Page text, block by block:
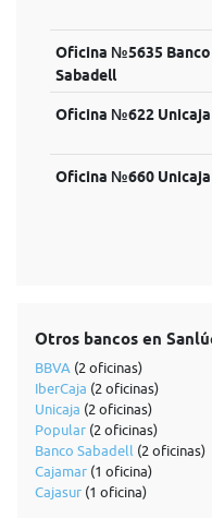
Oficina №5635 Banco
Sabadell
Oficina №622 Unicaja
Oficina №660 Unicaja
Otros bancos en
BBVA (2 oficinas)
IberCaja (2 oficinas)
Unicaja (2 oficinas)
Popular (2 oficinas)
Banco Sabadell (2 oficinas)
Cajamar (1 oficina)
Cajasur (1 oficina)